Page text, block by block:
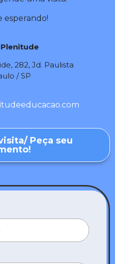
esperando!
282, Jd. Paulista
/ SP
Peça seu